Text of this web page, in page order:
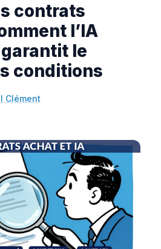
contrats
l’IA
le
conditions
Clément